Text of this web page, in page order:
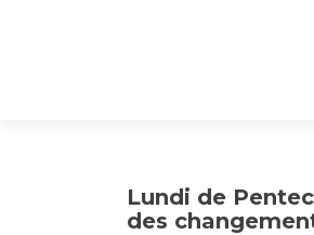
Lundi de
des